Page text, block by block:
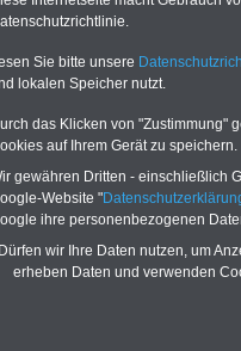
ABOmit 3 Ratgebern
Euro: Wissenswertes für
Beamte, Beamten-
Länder) sowie Beihilferecht
Alle drei Ratgeber sind
und erläutern auch
Sie bitte unsere
lokalen Speicher nutzt.
das Klicken von "Zustimmung"
auf Ihrem Gerät zu speichern.
gewähren Dritten - einschließlich
Website "
ihre personenbezogenen
Dürfen wir Ihre Daten nutzen, um
erheben Daten und verwenden